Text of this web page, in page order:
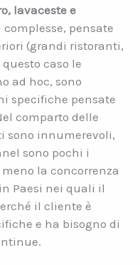
, lavaceste e
pensate
(grandi ristoranti,
caso le
ad hoc, sono
specifiche pensate
comparto delle
sono innumerevoli,
sono pochi i
la concorrenza
Paesi nei quali il
il cliente è
e ha bisogno di